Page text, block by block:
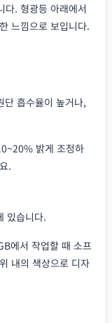
다. 형광등 아래에서
느낌으로 보입니다.
단 흡수율이 높거나,
밝게 조정하
.
있습니다.
에서 작업할 때 소프
내의 색상으로 디자